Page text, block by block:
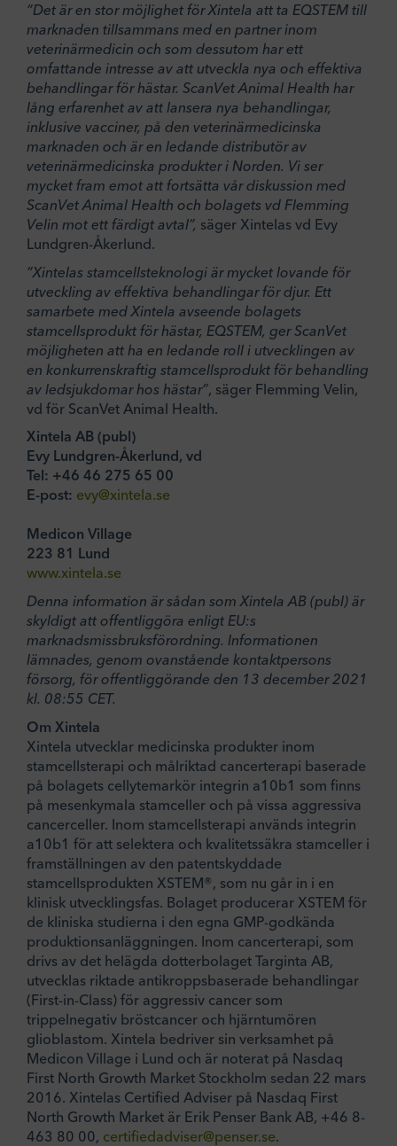
”Det är en stor möjlighet för Xintela att ta EQSTEM till
marknaden tillsammans med en partner inom
veterinärmedicin och som dessutom har ett
omfattande intresse av att utveckla nya och effektiva
behandlingar för hästar. ScanVet Animal Health har
lång erfarenhet av att lansera nya behandlingar,
inklusive vacciner, på den veterinärmedicinska
marknaden och är en ledande distributör av
veterinärmedicinska produkter i Norden. Vi ser
mycket fram emot att fortsätta vår diskussion med
ScanVet Animal Health och bolagets vd Flemming
Velin mot ett färdigt avtal”, säger Xintelas vd Evy
Lundgren-Åkerlund.
”Xintelas stamcellsteknologi är mycket lovande för
utveckling av effektiva behandlingar för djur. Ett
samarbete med Xintela avseende bolagets
stamcellsprodukt för hästar, EQSTEM, ger ScanVet
möjligheten att ha en ledande roll i utvecklingen av
en konkurrenskraftig stamcellsprodukt för behandling
av ledsjukdomar hos hästar”, säger Flemming Velin,
vd för ScanVet Animal Health.
Xintela AB (publ)
Evy Lundgren-Åkerlund, vd
Tel: +46 46 275 65 00
E-post: evy@xintela.se
Medicon Village
223 81 Lund
www.xintela.se
Denna information är sådan som Xintela AB (publ) är
skyldigt att offentliggöra enligt EU:s
marknadsmissbruksförordning. Informationen
lämnades, genom ovanstående kontaktpersons
försorg, för offentliggörande den 13 december 2021
kl. 08:55 CET.
Om Xintela
Xintela utvecklar medicinska produkter inom
stamcellsterapi och målriktad cancerterapi baserade
på bolagets cellytemarkör integrin a10b1 som finns
på mesenkymala stamceller och på vissa aggressiva
cancerceller. Inom stamcellsterapi används integrin
a10b1 för att selektera och kvalitetssäkra stamceller i
framställningen av den patentskyddade
stamcellsprodukten XSTEM®, som nu går in i en
klinisk utvecklingsfas. Bolaget producerar XSTEM för
de kliniska studierna i den egna GMP-godkända
produktionsanläggningen. Inom cancerterapi, som
drivs av det helägda dotterbolaget Targinta AB,
utvecklas riktade antikroppsbaserade behandlingar
(First-in-Class) för aggressiv cancer som
trippelnegativ bröstcancer och hjärntumören
glioblastom. Xintela bedriver sin verksamhet på
Medicon Village i Lund och är noterat på Nasdaq
First North Growth Market Stockholm sedan 22 mars
2016. Xintelas Certified Adviser på Nasdaq First
North Growth Market är Erik Penser Bank AB, +46 8-
463 80 00, certifiedadviser@penser.se.